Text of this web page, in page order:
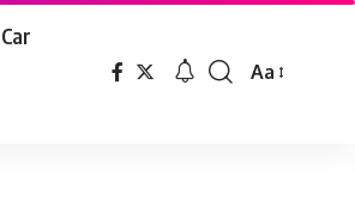
Car
Font
Aa